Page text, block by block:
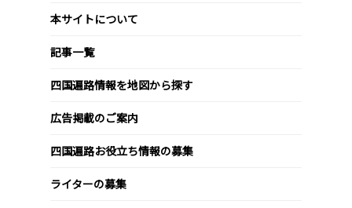
本サイトについて
記事一覧
四国遍路情報を地図から探す
広告掲載のご案内
四国遍路お役立ち情報の募集
ライターの募集